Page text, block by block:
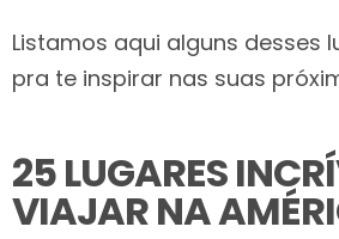
Listamos aqui alguns desses
pra te inspirar nas suas
25 LUGARES
VIAJAR NA